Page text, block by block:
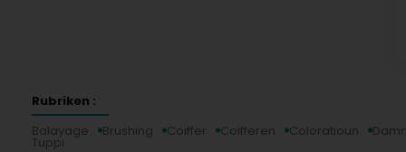
Rubriken :
Balayage
Brushing Coiffer Coifferen Coloratioun
Tuppi